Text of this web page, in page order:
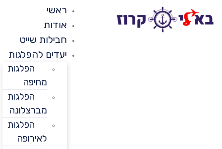
ראשי
אודות
חבילות שייט
יעדים להפלגות
הפלגות
מחיפה
הפלגות
מברצלונה
הפלגות
לאירופה